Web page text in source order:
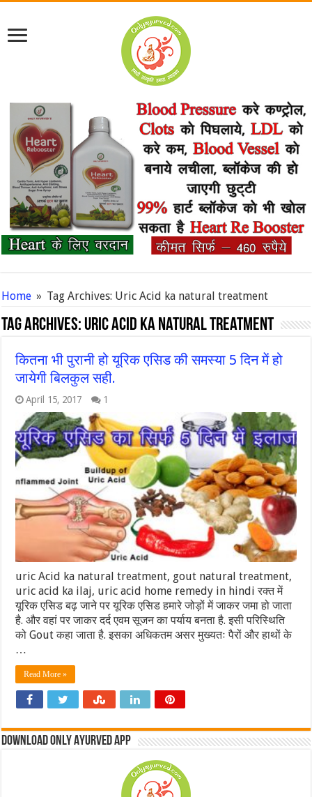
Home » Tag Archives: Uric Acid ka natural treatment
Tag Archives: Uric Acid ka natural treatment
कितना भी पुरानी हो यूरिक एसिड की समस्या 5 दिन में हो
जायेगी बिलकुल सही.
April 15, 2017 1
uric Acid ka natural treatment, gout natural treatment,
uric acid ka ilaj, uric acid home remedy in hindi रक्त में
यूरिक एसिड बढ़ जाने पर यूरिक एसिड हमारे जोड़ों में जाकर जमा हो जाता
है. और वहां पर जाकर दर्द एवम सूजन का पर्याय बनता है. इसी परिस्थिति
को Gout कहा जाता है. इसका अधिकतम असर मुख्यतः पैरों और हाथों के
…
Read More »
Download Only Ayurved App